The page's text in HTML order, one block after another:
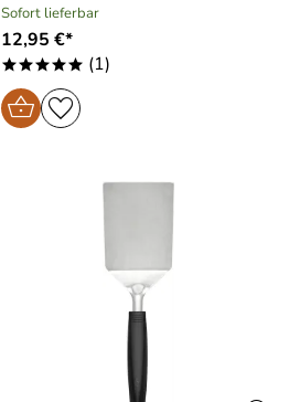
Sofort lieferbar
12,95 €*
***** (1)